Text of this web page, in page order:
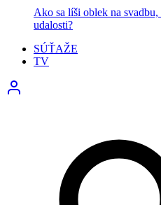
Ako sa líši oblek na svadbu,
udalosti?
SÚŤAŽE
TV